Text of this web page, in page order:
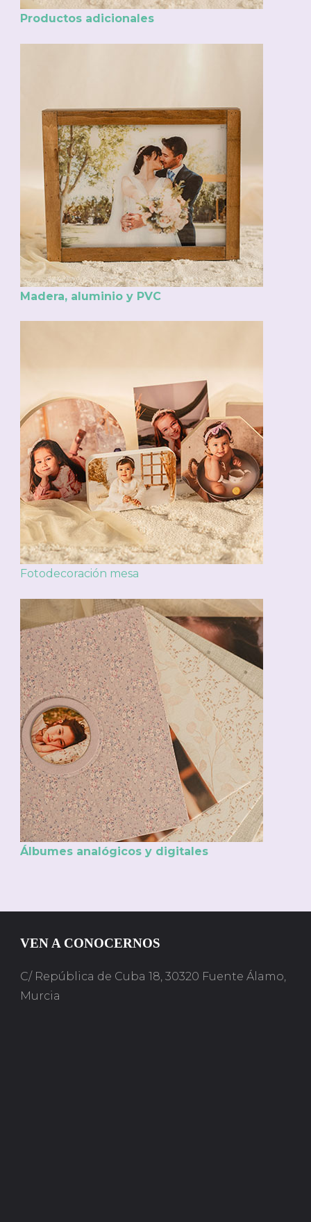
Productos adicionales
Madera, aluminio y PVC
Fotodecoración mesa
Álbumes analógicos y digitales
VEN A CONOCERNOS
C/ República de Cuba 18, 30320 Fuente Álamo,
Murcia